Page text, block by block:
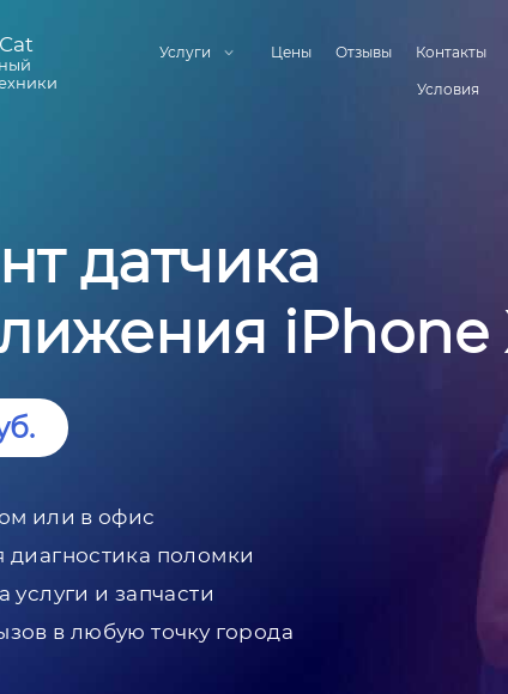
Услуги Цены Отзывы Контакты
Условия
датчика
iPhone
или в офис
диагностика поломки
услуги и запчасти
в любую точку города